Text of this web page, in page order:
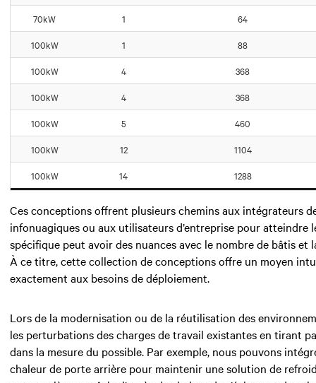
70kW 1 64
100kW 1 88
100kW 4 368
100kW 4 368
100kW 5 460
100kW 12 1104
100kW 14 1288
Ces conceptions offrent plusieurs chemins aux intégrateurs
infonuagiques ou aux utilisateurs d’entreprise pour atteindre
spécifique peut avoir des nuances avec le nombre de bâtis
À ce titre, cette collection de conceptions offre un moyen
exactement aux besoins de déploiement.
Lors de la modernisation ou de la réutilisation des
les perturbations des charges de travail existantes en tirant
dans la mesure du possible. Par exemple, nous pouvons
chaleur de porte arrière pour maintenir une solution de